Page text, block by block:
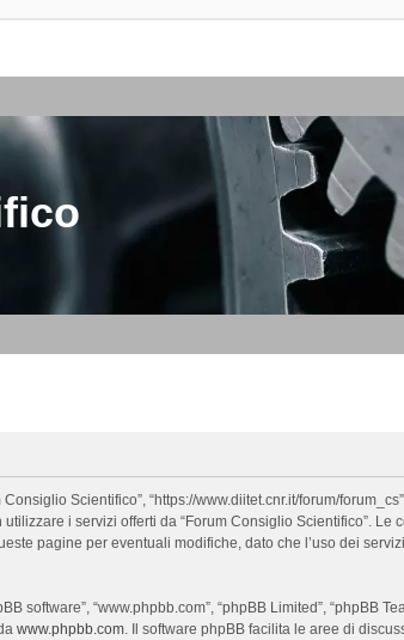
Scientifico”, “https://www.diitet.cnr.it/forum/
i servizi offerti da “Forum Consiglio Scientifico”.
pagine per eventuali modifiche, dato che l’uso dei
software”, “www.phpbb.com”, “phpBB Limited”, “phpBB
www.phpbb.com. Il software phpBB facilita le aree di